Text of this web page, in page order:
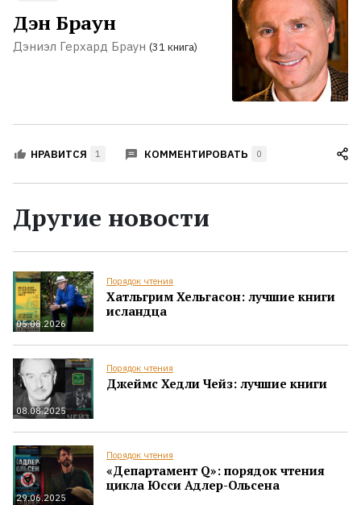
Дэн Браун
Дэниэл Герхард Браун (31 книга)
НРАВИТСЯ 1 КОММЕНТИРОВАТЬ 0
Другие новости
05.08.2026
Порядок чтения
Хатльгрим Хельгасон: лучшие книги
исландца
08.08.2025
Порядок чтения
Джеймс Хедли Чейз: лучшие книги
29.06.2025
Порядок чтения
«Департамент Q»: порядок чтения
цикла Юсси Адлер-Ольсена